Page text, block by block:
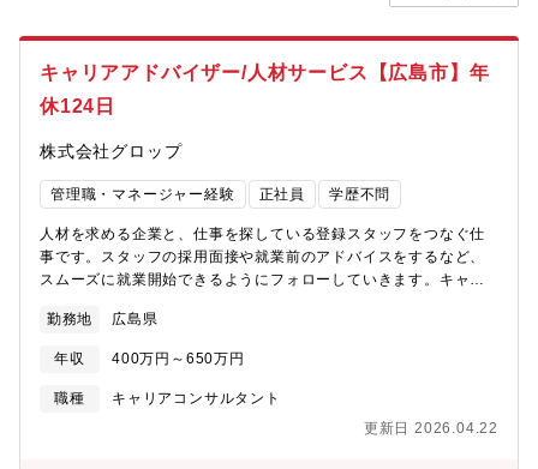
キャリアアドバイザー/人材サービス【広島市】年
休124日
株式会社グロップ
管理職・マネージャー経験 正社員 学歴不問
人材を求める企業と、仕事を探している登録スタッフをつなぐ仕
事です。スタッフの採用面接や就業前のアドバイスをするなど、
スムーズに就業開始できるようにフォローしていきます。キャリ
貢献していきたいと考えています。【具体的には】お客様である
企業と登録スタッフの間に立って、両者のフォローを担当してい
ただきます。両者の要望を聞きながら、最適な提案を行います。
採用面接や就業前の教育を行なうとともに、職場に馴染めるよう
っかりと理解し、安心して活躍いただけるように、フォローには
勤務地 広島県
年収 400万円～650万円
職種
キャリアコンサルタント
更新日 2026.04.22